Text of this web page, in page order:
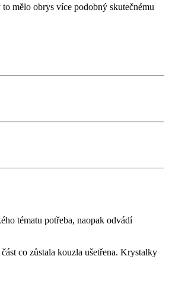
mělo obrys více podobný skutečnému
tématu potřeba, naopak odvádí
co zůstala kouzla ušetřena. Krystalky